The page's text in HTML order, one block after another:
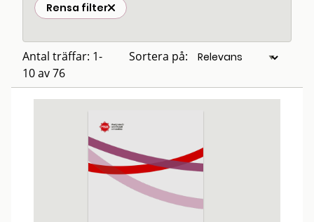
Rensa filter
Antal träffar: 1-
10 av 76
Sortera på: